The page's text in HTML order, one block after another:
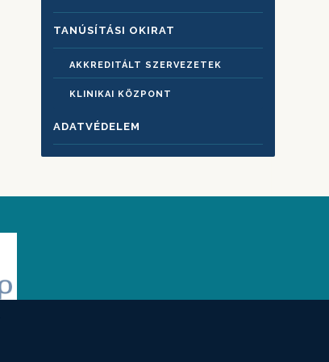
TANÚSÍTÁSI OKIRAT
AKKREDITÁLT SZERVEZETEK
KLINIKAI KÖZPONT
ADATVÉDELEM